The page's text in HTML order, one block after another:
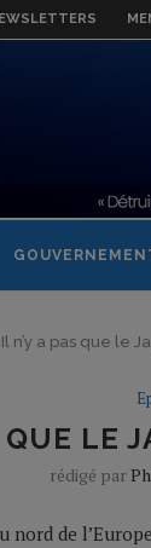
Il n’y a pas que le
QUE LE
rédigé par
nord de